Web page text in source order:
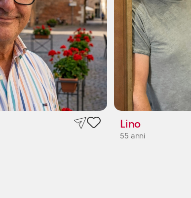
Lino
55 anni